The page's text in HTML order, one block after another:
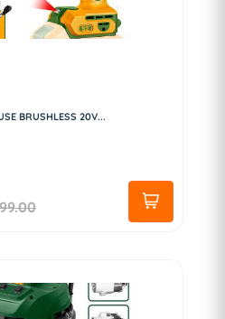
BRUSHLESS 20V...